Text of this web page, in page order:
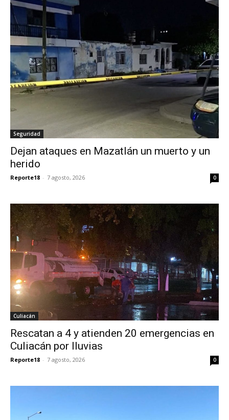
Seguridad
Dejan ataques en Mazatlán un muerto y un
herido
Reporte18 - 7 agosto, 2026 0
Culiacán
Rescatan a 4 y atienden 20 emergencias en
Culiacán por lluvias
Reporte18 - 7 agosto, 2026 0